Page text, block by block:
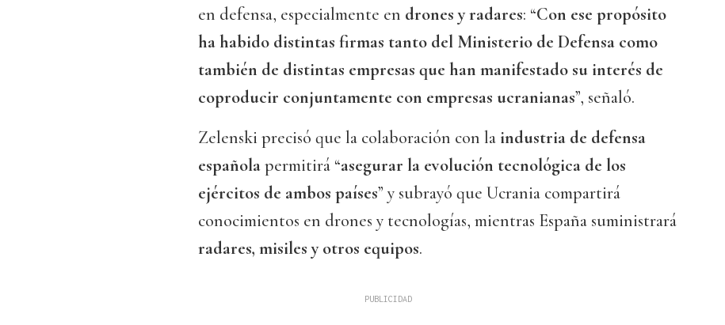
en defensa, especialmente en drones y radares: “Con ese propósito
ha habido distintas firmas tanto del Ministerio de Defensa como
también de distintas empresas que han manifestado su interés de
coproducir conjuntamente con empresas ucranianas”, señaló.
Zelenski precisó que la colaboración con la industria de defensa
españolapermitirá “asegurar la evolución tecnológica de los
ejércitos de ambos países” y subrayó que Ucrania compartirá
conocimientos en drones y tecnologías, mientras España suministrará
radares, misiles y otros equipos.